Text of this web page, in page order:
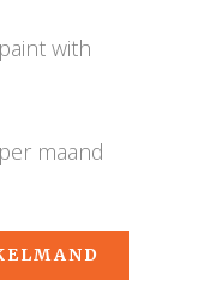
with
maand